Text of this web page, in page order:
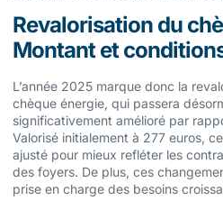
Revalorisation du
Montant et
L’année 2025 marque donc la
chèque énergie, qui passera
significativement amélioré par
Valorisé initialement à 277 euros,
ajusté pour mieux refléter les
des foyers. De plus, ces
prise en charge des besoins